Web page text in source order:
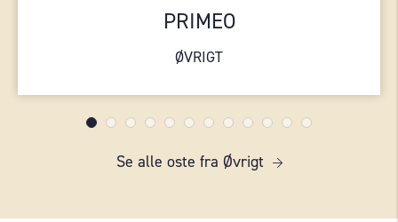
PRIMEO
ØVRIGT
Se alle oste fra Øvrigt